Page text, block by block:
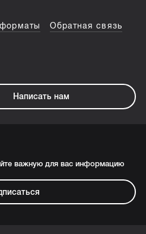
Обратная связь
Написать нам
важную для вас информацию